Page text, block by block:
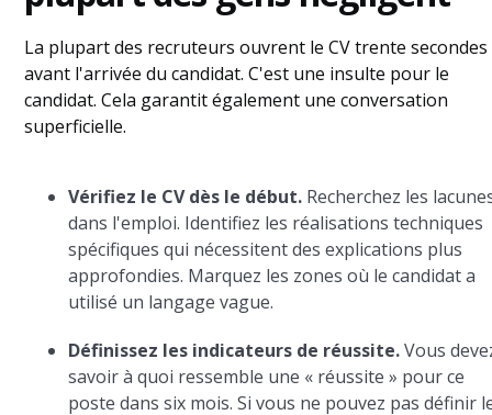
La plupart des recruteurs ouvrent le CV trente secondes
avant l'arrivée du candidat. C'est une insulte pour le
candidat. Cela garantit également une conversation
superficielle.
Vérifiez le CV dès le début. Recherchez les
dans l'emploi. Identifiez les réalisations techniques
spécifiques qui nécessitent des explications plus
approfondies. Marquez les zones où le candidat a
utilisé un langage vague.
Définissez les indicateurs de réussite.Vous
savoir à quoi ressemble une « réussite » pour ce
poste dans six mois. Si vous ne pouvez pas définir